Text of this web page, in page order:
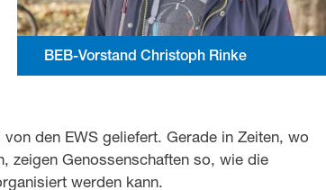
BEB-Vorstand Christoph Rinke
den EWS geliefert. Gerade in Zeiten, wo
zeigen Genossenschaften so, wie die
werden kann.